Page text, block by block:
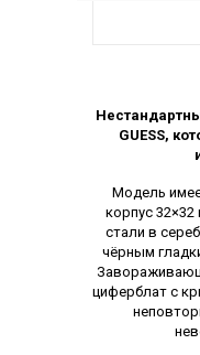
Описание
GUESS,
Модель
корпус
стали в
чёрным
циферблат с